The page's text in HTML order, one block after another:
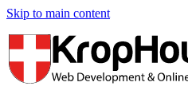
Skip to main content